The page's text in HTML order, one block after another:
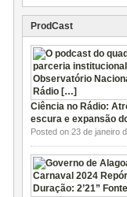
ProdCast
Ciência no Rádio:
escura e expansão
Posted on 23 de janeiro